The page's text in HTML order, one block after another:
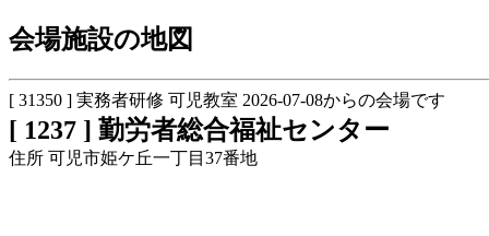
会場施設の地図
[ 31350 ] 実務者研修 可児教室 2026-07-08からの会場です
[ 1237 ] 勤労者総合福祉センター
住所 可児市姫ケ丘一丁目37番地